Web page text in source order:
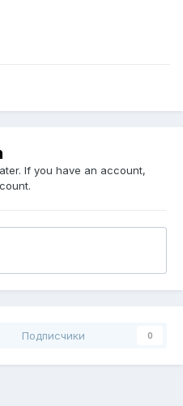
If you have an account,
Подписчики 0